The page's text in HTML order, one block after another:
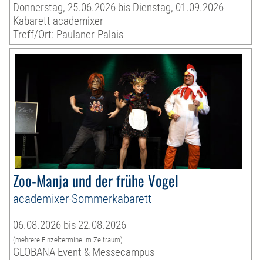
Donnerstag, 25.06.2026 bis Dienstag, 01.09.2026
Kabarett academixer
Treff/Ort: Paulaner-Palais
Zoo-Manja und der frühe Vogel
academixer-Sommerkabarett
06.08.2026 bis 22.08.2026
(mehrere Einzeltermine im Zeitraum)
GLOBANA Event & Messecampus